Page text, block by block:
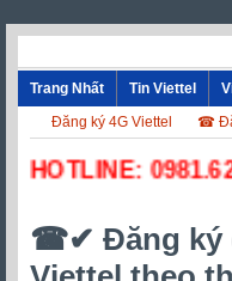
Trang Nhất Tin Viettel
Đăng ký 4G Viettel
☎
HOTLINE:
☎✔‎ Đăng ký